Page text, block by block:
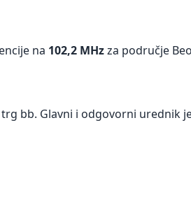
na 102,2 MHzza područje
bb. Glavni i odgovorni urednik